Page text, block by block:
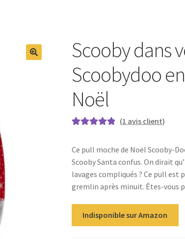
Scooby dans
Scoobydoo
Noël
5 basé sur
notation
client
(1 avis client)
Ce pull moche de Noël Scooby-
Scooby Santa confus. On dirait
lavages compliqués ? Ce pull est
gremlin après minuit. Êtes-vous
Indisponible sur Amazon